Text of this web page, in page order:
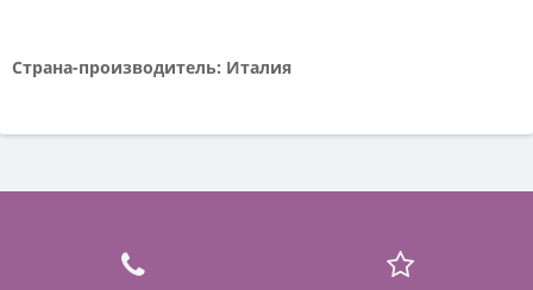
Страна-производитель: Италия